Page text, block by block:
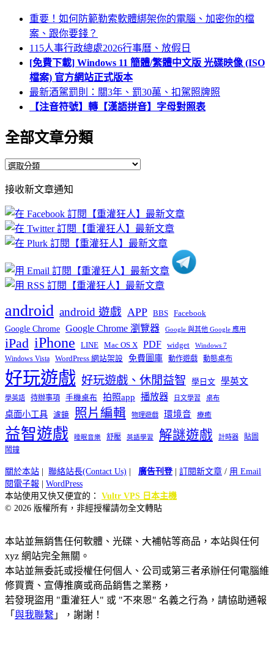
重要！如何防範勒索軟體綁架你的電腦、加密你的檔
案、跟你要錢？
115人事行政總處2026行事曆、放假日
[免費下載] Windows 11 簡體/繁體中文版 光碟映像 (ISO
檔案) 官方網站正式版本
最新酒駕罰則：關3年、罰30萬、扣駕照牌照
【注音符號】轉【漢語拼音】字母對照表
全部文章分類
全
文
章
分
類
接收新文章通知
android android 遊戲 APP BBS Facebook
Google Chrome Google Chrome 瀏覽器 Google 與其他 Google 應用
iPad iPhone LINE Mac OS X PDF widget Windows 7
Windows Vista WordPress 網站架設 免費圖庫 動作遊戲 動態桌布
好玩遊戲 好玩遊戲、休閒益智 學日文 學英文
學英語 待辦事項 手機桌布 拍照app 播放器 日文學習 桌布
桌面小工具 濾鏡 照片編輯 物理遊戲 環境音 療癒
益智遊戲 睡眠音樂 舒壓 英語學習 解謎遊戲 計時器
貼圖
鬧鐘
關於本站 聯絡站長(Contact Us) 廣告刊登| 訂閱新文章 / 用 Email
閱電子報
WordPress
本站使用又快又便宜的： Vultr VPS 日本主機
© 2026 版權所有，非經授權請勿全文轉貼
本站並無銷售任何軟體、光碟、大補帖等商品，本站與任何
xyz 網站完全無關。
本站並無委託或授權任何個人、公司或第三者承辦任何電腦維
修買賣、宣傳推廣或商品銷售之業務，
若發現盜用 "重灌狂人" 或 "不來恩" 名義之行為，請協助通報
「 與我聯繫 」，謝謝！